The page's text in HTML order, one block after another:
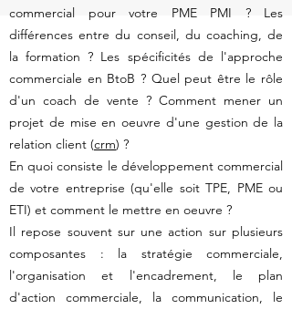
commercial pour votre PME PMI ? Les
différences entre du conseil, du coaching, de
la formation ? Les spécificités de l'approche
commerciale en BtoB ? Quel peut être le rôle
d'un coach de vente ? Comment mener un
projet de mise en oeuvre d'une gestion de la
relation client (crm) ?
En quoi consiste le développement commercial
de votre entreprise (qu'elle soit TPE, PME ou
ETI) et comment le mettre en oeuvre ?
Il repose souvent sur une action sur plusieurs
composantes : la stratégie commerciale,
l'organisation et l'encadrement, le plan
d'action commerciale, la communication, le